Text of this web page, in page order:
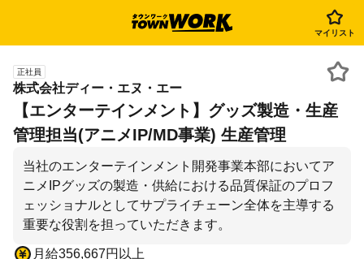
マイリスト
正社員
株式会社ディー・エヌ・エー
【エンターテインメント】グッズ製造・生産
管理担当(アニメIP/MD事業) 生産管理
当社のエンターテインメント開発事業本部においてア
ニメIPグッズの製造・供給における品質保証のプロフ
ェッショナルとしてサプライチェーン全体を主導する
重要な役割を担っていただきます。
月給356,667円以上